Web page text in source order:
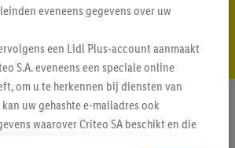
eveneens gegevens over uw
een Lidl Plus-account aanmaakt
S.A. eveneens een speciale online
om u te herkennen bij diensten van
uw gehashte e-mailadres ook
waarover Criteo SA beschikt en die